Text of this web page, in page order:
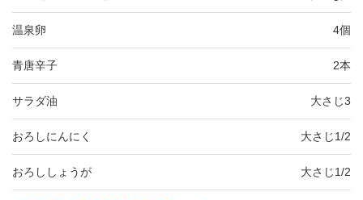
温泉卵 4個
青唐辛子 2本
サラダ油 大さじ3
おろしにんにく 大さじ1/2
おろししょうが 大さじ1/2